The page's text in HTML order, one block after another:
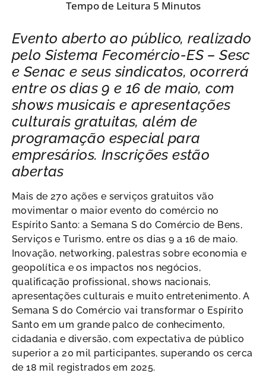
Evento aberto ao público, realizado
pelo Sistema Fecomércio-ES – Sesc
e Senac e seus sindicatos, ocorrerá
entre os dias 9 e 16 de maio, com
shows musicais e apresentações
culturais gratuitas, além de
programação especial para
empresários. Inscrições estão
abertas
Mais de 270 ações e serviços gratuitos vão
movimentar o maior evento do comércio no
Espírito Santo: a Semana S do Comércio de Bens,
Serviços e Turismo, entre os dias 9 a 16 de maio.
Inovação, networking, palestras sobre economia e
geopolítica e os impactos nos negócios,
qualificação profissional, shows nacionais,
apresentações culturais e muito entretenimento. A
Semana S do Comércio vai transformar o Espírito
Santo em um grande palco de conhecimento,
cidadania e diversão, com expectativa de público
superior a 20 mil participantes, superando os cerca
de 18 mil registrados em 2025.